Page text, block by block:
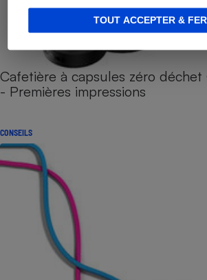
TOUT ACCEPTER &
Cafetière à capsules zéro déchet
- Premières impressions
CONSEILS